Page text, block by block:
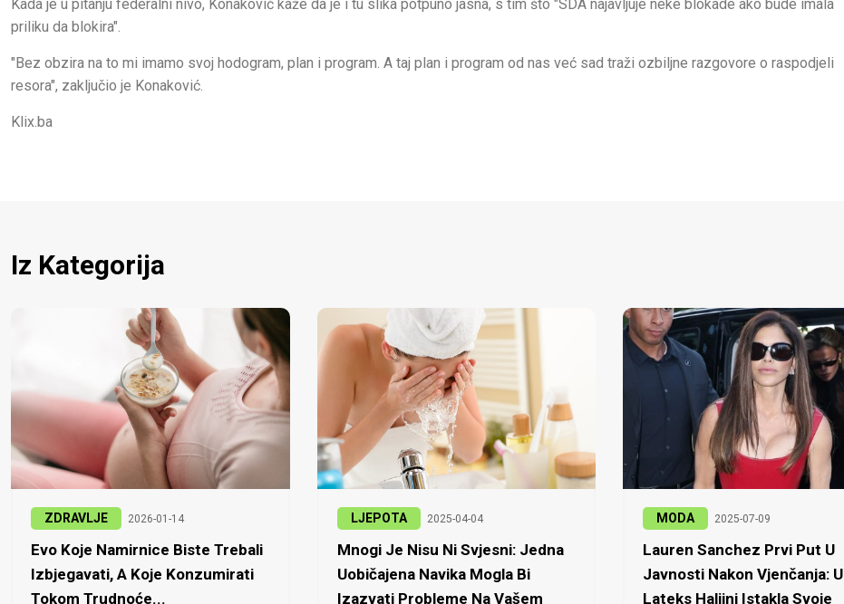
Kada je u pitanju federalni nivo, Konaković kaže da je i tu slika potpuno jasna, s tim što "SDA najavljuje neke blokade ako bude imala
priliku da blokira".
"Bez obzira na to mi imamo svoj hodogram, plan i program. A taj plan i program od nas već sad traži ozbiljne razgovore o raspodjeli
resora", zaključio je Konaković.
Klix.ba
Iz Kategorija
ZDRAVLJE 2026-01-14
Evo Koje Namirnice Biste Trebali
Izbjegavati, A Koje Konzumirati
Tokom Trudnoće...
LJEPOTA 2025-04-04
Mnogi Je Nisu Ni Svjesni: Jedna
Uobičajena Navika Mogla Bi
Izazvati Probleme Na Vašem
MODA 2025-07-09
Lauren Sanchez Prvi Put U
Javnosti Nakon Vjenčanja: U
Lateks Haljini Istakla Svoje